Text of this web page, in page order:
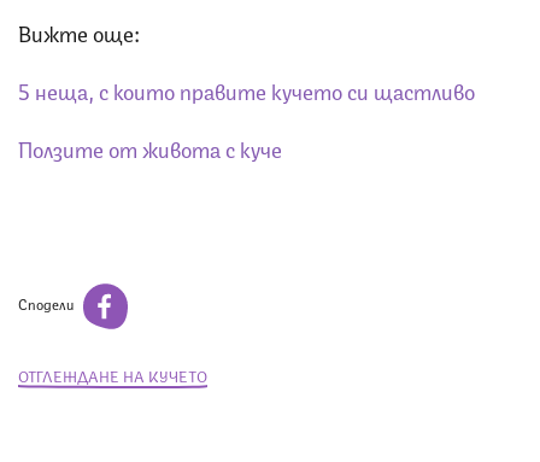
Вижте още:
5 неща, с които правите кучето си щастливо
Ползите от живота с куче
Сподели
ОТГЛЕЖДАНЕ НА КУЧЕТО